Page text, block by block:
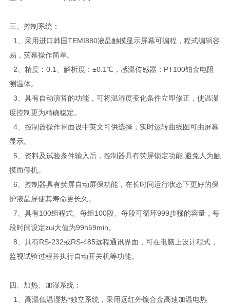
三、控制系统：
1、采用进口韩国TEMI880液晶触摸显示屏幕可编程，程式编辑容
易，荧幕操作简单。
2、精度：0.1、解析度：±0.1℃，感温传感器：PT100铂金电阻
测温体。
3、具有自动演算的功能，可将温湿度变化条件立即修正，使温湿
度控制更为精确稳定。
4、控制器操作界面设中英文可供选择，实时运转曲线图可由屏幕
显示。
5、资料及试验条件输入后，控制器具有荧屏锁定功能,避免人为触
摸而停机。
6、控制器具有荧屏自动屏保功能，在长时间运行状态下更好的保
护液晶屏使其寿命更长久。
7、具有100组程式、每组100段、每段可循环999步骤的容量，每
段时间设定zui大值为99h59min。
8、具有RS-232或RS-485远程通讯界面，可在电脑上设计程式，
监视试验过程并执行自动开关机等功能。
四、加热、加湿系统：
1、高温低温湿热*独立系统，采用远红外镍合金高速加温电热